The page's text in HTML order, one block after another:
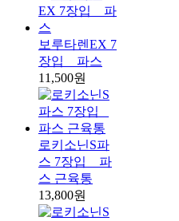
보루타렌EX 7
장입 _ 파스
11,500원
로키소닌S파
스 7장입 _ 파
스 근육통
13,800원